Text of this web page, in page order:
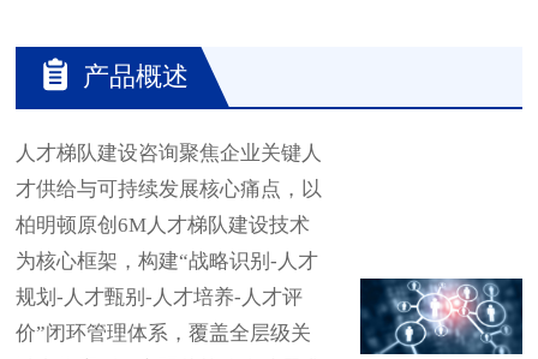
产品概述
人才梯队建设咨询聚焦企业关键人
才供给与可持续发展核心痛点，以
柏明顿原创6M人才梯队建设技术
为核心框架，构建“战略识别-人才
规划-人才甄别-人才培养-人才评
价”闭环管理体系，覆盖全层级关